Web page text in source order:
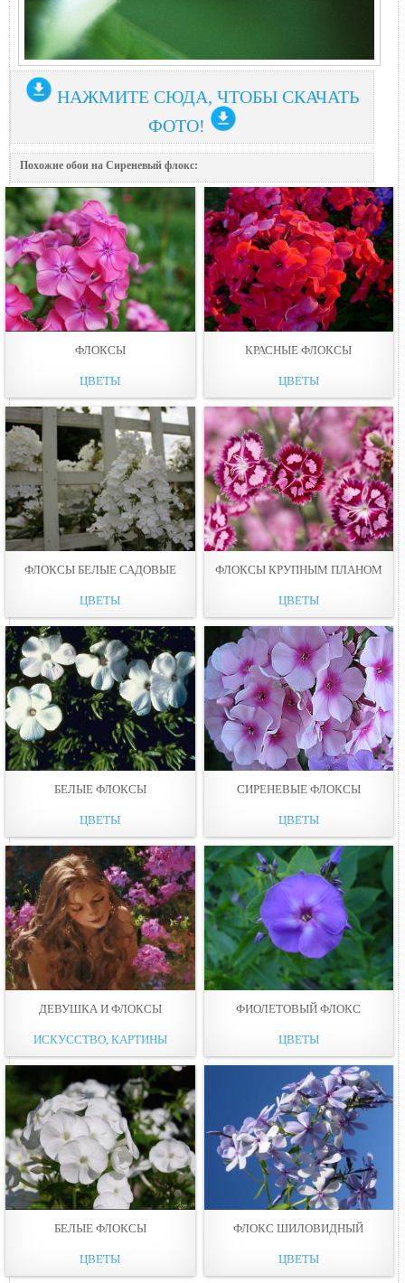
НАЖМИТЕ СЮДА, ЧТОБЫ СКАЧАТЬ
ФОТО!
Похожие обои на Сиреневый флокс:
ФЛОКСЫ
ЦВЕТЫ
КРАСНЫЕ ФЛОКСЫ
ЦВЕТЫ
ФЛОКСЫ БЕЛЫЕ САДОВЫЕ
ЦВЕТЫ
ФЛОКСЫ КРУПНЫМ ПЛАНОМ
ЦВЕТЫ
БЕЛЫЕ ФЛОКСЫ
ЦВЕТЫ
СИРЕНЕВЫЕ ФЛОКСЫ
ЦВЕТЫ
ДЕВУШКА И ФЛОКСЫ
ИСКУССТВО, КАРТИНЫ
ФИОЛЕТОВЫЙ ФЛОКС
ЦВЕТЫ
БЕЛЫЕ ФЛОКСЫ
ЦВЕТЫ
ФЛОКС ШИЛОВИДНЫЙ
ЦВЕТЫ